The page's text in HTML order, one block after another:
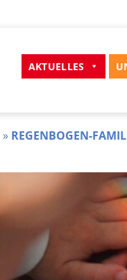
AKTUELLES
» REGENBOGEN-